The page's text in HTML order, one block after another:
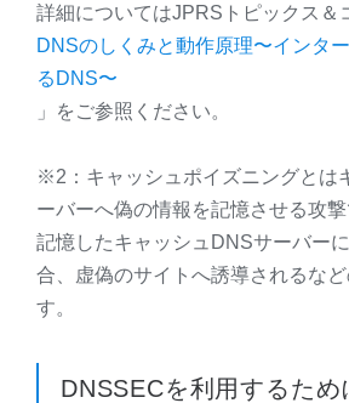
詳細についてはJPRSトピックス＆
DNSのしくみと動作原理〜インタ
るDNS〜
」をご参照ください。
※2：キャッシュポイズニングとは
ーバーへ偽の情報を記憶させる攻
記憶したキャッシュDNSサーバー
合、虚偽のサイトへ誘導されるな
す。
DNSSECを利用するため